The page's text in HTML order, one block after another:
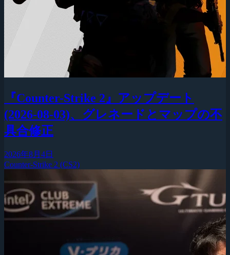
『Counter-Strike 2』アップデート
(2026-08-03)、グレネードとマップの不
具合修正
2026年8月4日
Counter-Strike 2 (CS2)